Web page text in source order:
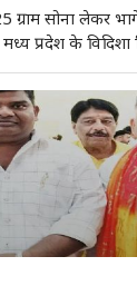
सोने गहने लूट ले
सोना लेकर भागे 3
प्रदेश के
बदमाशों ने
और उनके बेटे